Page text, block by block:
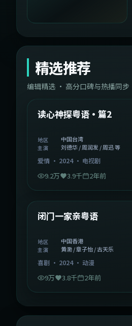
精选推荐
编辑精选 · 高分口碑与热播同步
精选
中国台湾
读心神探粤语·篇2
地区 中国台湾
主演 刘德华 / 周润发 / 周迅 等
爱情 · 2024· 电视剧
9.2万 3.9千 2年前
精选
中国香港
闭门一家亲粤语
地区 中国香港
主演 黄渤 / 章子怡 / 古天乐
喜剧 · 2024· 动漫
9万 3.8千 2年前